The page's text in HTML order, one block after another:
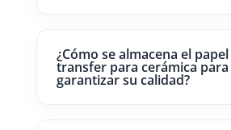
¿Cómo se almacena el papel
transfer para cerámica para
garantizar su calidad?